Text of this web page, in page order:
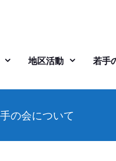
地区活動 若手
の会について